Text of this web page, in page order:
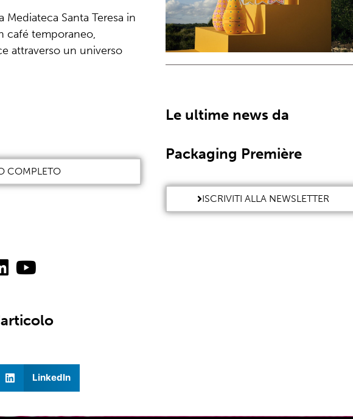
Mediateca Santa Teresa in
café temporaneo,
attraverso un universo
COMPLETO
LinkedIn
Le ultime news da
Packaging Première
ISCRIVITI ALLA NEWSLETTER